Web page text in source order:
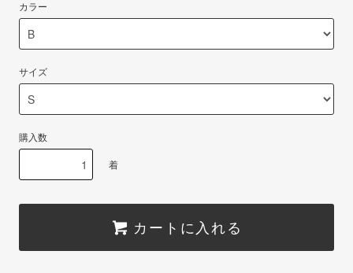
カラー
サイズ
購入数
着
カートに入れる